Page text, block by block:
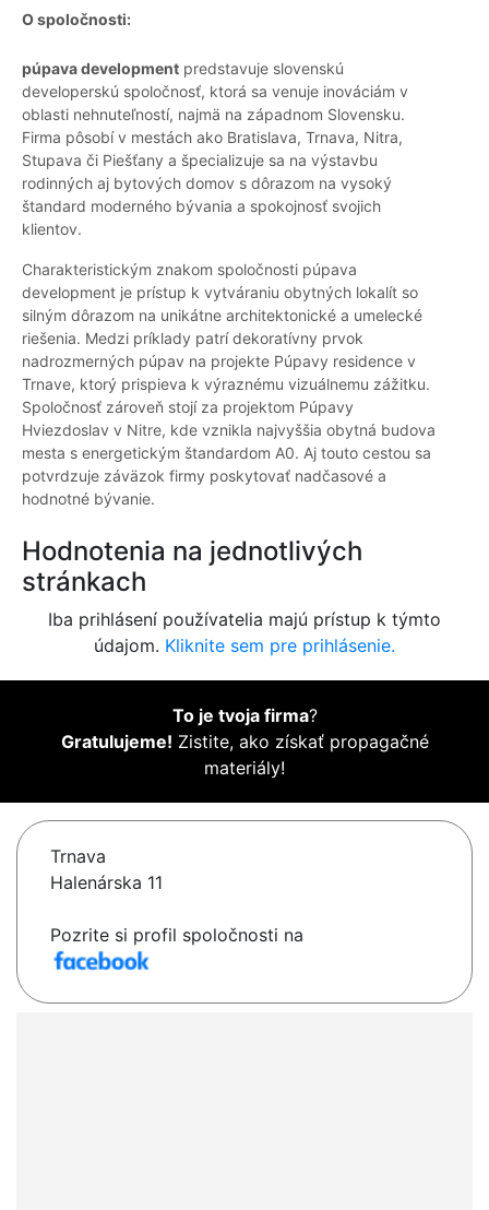
O spoločnosti:
púpava development predstavuje slovenskú
developerskú spoločnosť, ktorá sa venuje inováciám v
oblasti nehnuteľností, najmä na západnom Slovensku.
Firma pôsobí v mestách ako Bratislava, Trnava, Nitra,
Stupava či Piešťany a špecializuje sa na výstavbu
rodinných aj bytových domov s dôrazom na vysoký
štandard moderného bývania a spokojnosť svojich
klientov.
Charakteristickým znakom spoločnosti púpava
development je prístup k vytváraniu obytných lokalít so
silným dôrazom na unikátne architektonické a umelecké
riešenia. Medzi príklady patrí dekoratívny prvok
nadrozmerných púpav na projekte Púpavy residence v
Trnave, ktorý prispieva k výraznému vizuálnemu zážitku.
Spoločnosť zároveň stojí za projektom Púpavy
Hviezdoslav v Nitre, kde vznikla najvyššia obytná budova
mesta s energetickým štandardom A0. Aj touto cestou sa
potvrdzuje záväzok firmy poskytovať nadčasové a
hodnotné bývanie.
Hodnotenia na jednotlivých
stránkach
Iba prihlásení používatelia majú prístup k týmto
údajom. Kliknite sem pre prihlásenie.
To je tvoja firma?
Gratulujeme! Zistite, ako získať propagačné
materiály!
Trnava
Halenárska 11
Pozrite si profil spoločnosti na